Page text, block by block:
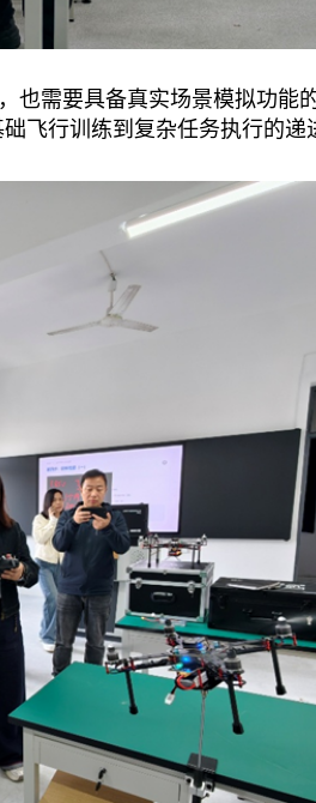
也需要具备真实场景模拟功能
飞行训练到复杂任务执行的递